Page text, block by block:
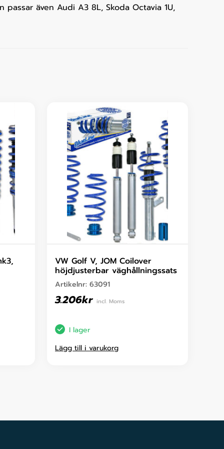
även Audi A3 8L, Skoda Octavia 1U,
VW Golf V, JOM Coilover
höjdjusterbar väghållningssats
Artikelnr: 63091
3.206kr incl. Moms
I lager
Lägg till i varukorg